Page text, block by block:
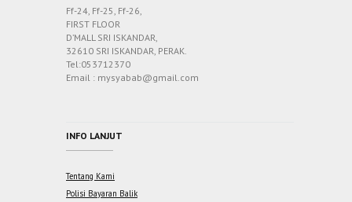
Ff-24, Ff-25, Ff-26,
FIRST FLOOR
D’MALL SRI ISKANDAR,
32610 SRI ISKANDAR, PERAK.
Tel:053712370
Email : mysyabab@gmail.com
INFO LANJUT
Tentang Kami
Polisi Bayaran Balik